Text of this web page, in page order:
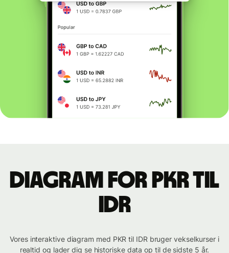
Diagram for PKR til
IDR
Vores interaktive diagram med PKR til IDR bruger vekselkurser i
realtid og lader dig se historiske data op til de sidste 5 år.